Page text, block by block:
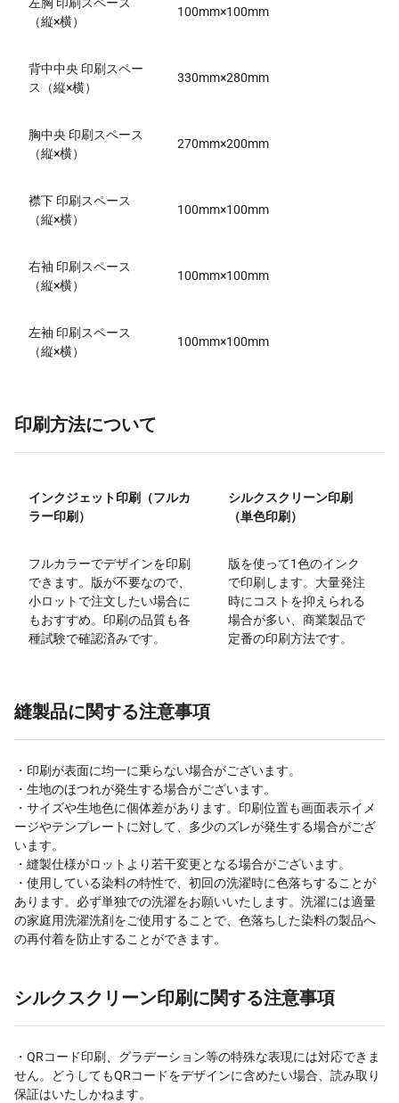
（縦×横）
100mm×100mm
背中中央 印刷スペー
ス（縦×横）
330mm×280mm
胸中央 印刷スペース
（縦×横）
270mm×200mm
襟下 印刷スペース
（縦×横）
100mm×100mm
右袖 印刷スペース
（縦×横）
100mm×100mm
左袖 印刷スペース
（縦×横）
100mm×100mm
印刷方法について
インクジェット印刷（フルカ
ラー印刷）
シルクスクリーン印刷
（単色印刷）
フルカラーでデザインを印刷
できます。版が不要なので、
小ロットで注文したい場合に
もおすすめ。印刷の品質も各
種試験で確認済みです。
版を使って1色のインク
で印刷します。大量発注
時にコストを抑えられる
場合が多い、商業製品で
定番の印刷方法です。
縫製品に関する注意事項
・印刷が表面に均一に乗らない場合がございます。
・生地のほつれが発生する場合がございます。
・サイズや生地色に個体差があります。印刷位置も画面表示イメ
ージやテンプレートに対して、多少のズレが発生する場合がござ
います。
・縫製仕様がロットより若干変更となる場合がございます。
・使用している染料の特性で、初回の洗濯時に色落ちすることが
あります。必ず単独での洗濯をお願いいたします。洗濯には適量
の家庭用洗濯洗剤をご使用することで、色落ちした染料の製品へ
の再付着を防止することができます。
シルクスクリーン印刷に関する注意事項
・QRコード印刷、グラデーション等の特殊な表現には対応できま
せん。どうしてもQRコードをデザインに含めたい場合、読み取り
保証はいたしかねます。